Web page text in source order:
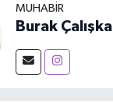
MUHABIR
Burak